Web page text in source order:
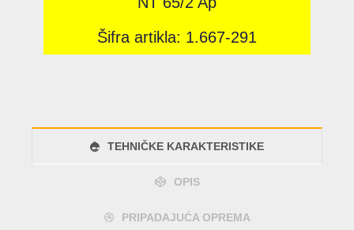
Šifra artikla: 1.667-291
TEHNIČKE KARAKTERISTIKE
OPIS
PRIPADAJUĆA OPREMA